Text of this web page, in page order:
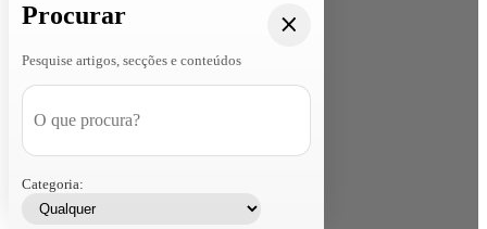
Procurar
Pesquise artigos, secções e conteúdos
Categoria: